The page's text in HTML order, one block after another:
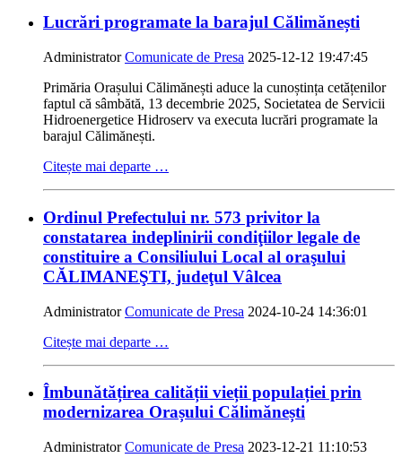
Lucrări programate la barajul Călimănești
AdministratorComunicate de Presa 2025-12-12 19:47:45
Primăria Orașului Călimănești aduce la cunoștința cetățenilor
faptul că sâmbătă, 13 decembrie 2025, Societatea de Servicii
Hidroenergetice Hidroserv va executa lucrări programate la
barajul Călimănești.
Citește mai departe …
Ordinul Prefectului nr. 573 privitor la
constatarea indeplinirii condiţiilor legale de
constituire a Consiliului Local al oraşului
CĂLIMANEŞTI, judeţul Vâlcea
AdministratorComunicate de Presa 2024-10-24 14:36:01
Citește mai departe …
Îmbunătățirea calității vieții populației prin
modernizarea Orașului Călimănești
AdministratorComunicate de Presa 2023-12-21 11:10:53